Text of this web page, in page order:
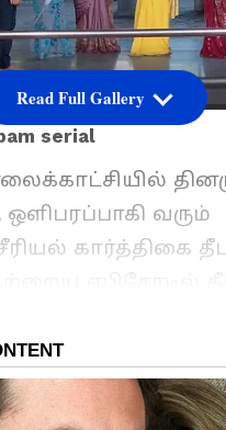
serial
ஒளிபரப்பாகி வரும்
கார்த்திகை
பெயரில்
கையில் அக்னி
அலறவிட்ட
Read Full Gallery